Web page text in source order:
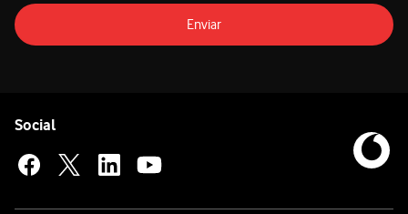
Enviar
Social